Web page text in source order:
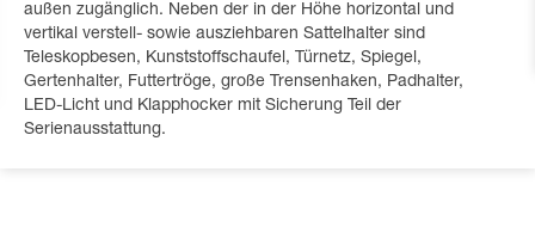
außen zugänglich. Neben der in der Höhe horizontal und
vertikal verstell- sowie ausziehbaren Sattelhalter sind
Teleskopbesen, Kunststoffschaufel, Türnetz, Spiegel,
Gertenhalter, Futtertröge, große Trensenhaken, Padhalter,
LED-Licht und Klapphocker mit Sicherung Teil der
Serienausstattung.